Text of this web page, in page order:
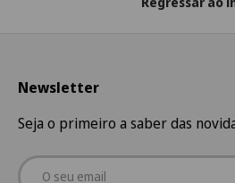
Newsletter
Seja o primeiro a saber das
Email